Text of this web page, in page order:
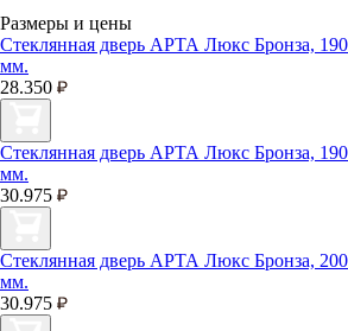
Размеры и цены
Стеклянная дверь АРТА Люкс Бронза,
мм.
28.350
Стеклянная дверь АРТА Люкс Бронза,
мм.
30.975
Стеклянная дверь АРТА Люкс Бронза,
мм.
30.975